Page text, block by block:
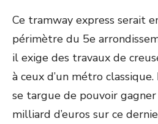
Ce tramway express serait
périmètre du 5e
il exige des travaux de
à ceux d’un métro
se targue de pouvoir
milliard d’euros sur ce